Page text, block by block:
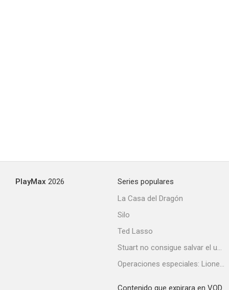
PlayMax 2026
Series populares
La Casa del Dragón
Silo
Ted Lasso
Stuart no consigue salvar el universo
Operaciones especiales: Lioness
Contenido que expirara en VOD